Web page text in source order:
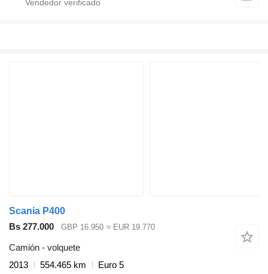
Scania P400
Bs 277.000
GBP 16.950 ≈ EUR 19.770
Camión - volquete
2013
554.465 km Euro 5